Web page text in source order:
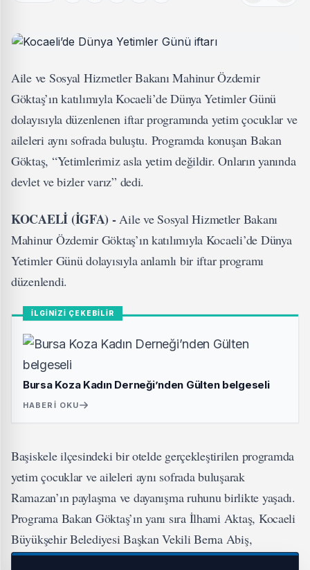
Aile ve Sosyal Hizmetler Bakanı Mahinur Özdemir
Göktaş’ın katılımıyla Kocaeli’de Dünya Yetimler Günü
dolayısıyla düzenlenen iftar programında yetim çocuklar ve
aileleri aynı sofrada buluştu. Programda konuşan Bakan
Göktaş, “Yetimlerimiz asla yetim değildir. Onların yanında
devlet ve bizler varız” dedi.
KOCAELİ (İGFA) -Aile ve Sosyal Hizmetler Bakanı
Mahinur Özdemir Göktaş’ın katılımıyla Kocaeli’de Dünya
Yetimler Günü dolayısıyla anlamlı bir iftar programı
düzenlendi.
İLGİNİZİ ÇEKEBİLİR
Bursa Koza Kadın Derneği’nden Gülten belgeseli
HABERI OKU
Başiskele ilçesindeki bir otelde gerçekleştirilen programda
yetim çocuklar ve aileleri aynı sofrada buluşarak
Ramazan’ın paylaşma ve dayanışma ruhunu birlikte yaşadı.
Programa Bakan Göktaş’ın yanı sıra İlhami Aktaş, Kocaeli
Büyükşehir Belediyesi Başkan Vekili Berna Abiş,
Başiskele Kaymakamı Soner Şenel, Başiskele Belediye